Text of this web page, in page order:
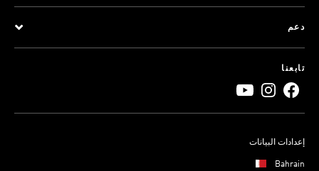
دعم
تابعنا
إعدادات البيانات
Bahrain